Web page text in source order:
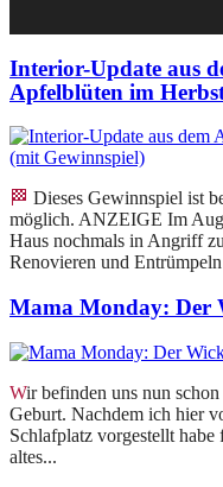
Interior-Update aus
Apfelblüten im
🏁 Dieses Gewinnspiel ist beendet. Eine Teilnahme ist nicht mehr
möglich. ANZEIGE Im
Haus nochmals in Angriff
Renovieren und
Mama Monday: Der
Wir befinden uns nun schon im Countdown der letzten Tage vor der
Geburt. Nachdem ich hier
Schlafplatz vorgestellt
altes...